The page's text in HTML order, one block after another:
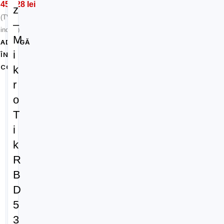
458,28 lei
(TVA
inclus)
ADAUGĂ
ÎN
COȘ
z
–
M
i
k
r
o
T
i
k
R
B
D
5
3